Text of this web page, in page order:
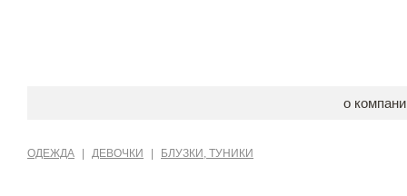
о
ОДЕЖДА ДЕВОЧКИ БЛУЗКИ, ТУНИКИ